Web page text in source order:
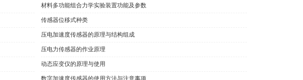
材料多功能组合力学实验装置功能及参数
传感器位移式种类
压电加速度传感器的原理与结构组成
压电力传感器的作业原理
动态应变仪的原理与使用
数字加速度传感器的使用方法与注意事项